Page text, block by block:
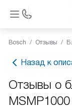
Bosch Отзывы
Назад к
Отзывы о
MSMP1000